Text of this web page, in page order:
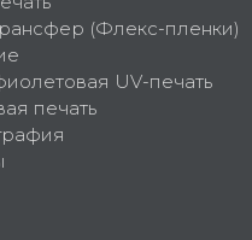
(Флекс-пленки)
UV-печать
печать